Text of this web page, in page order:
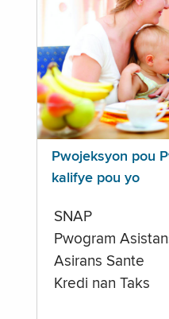
Pwojeksyon pou
kalifye pou yo
SNAP
Pwogram
Asirans Sante
Kredi nan Taks